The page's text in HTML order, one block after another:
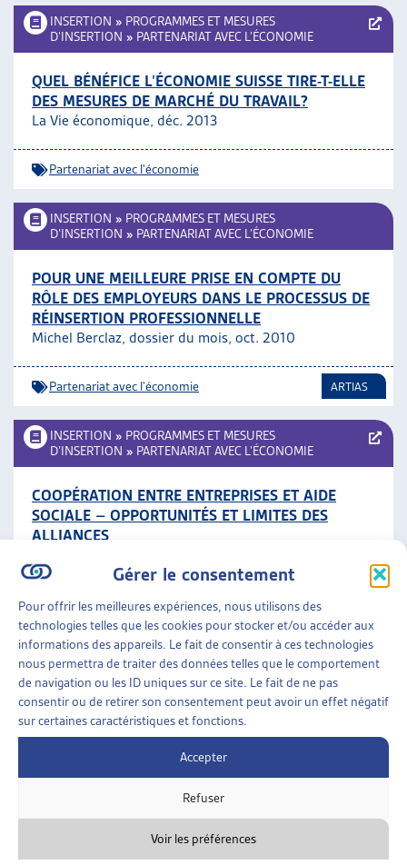
Gérer le consentement
Pour offrir les meilleures expériences, nous utilisons des
technologies telles que les cookies pour stocker et/ou accéder aux
informations des appareils. Le fait de consentir à ces technologies
nous permettra de traiter des données telles que le comportement
de navigation ou les ID uniques sur ce site. Le fait de ne pas
consentir ou de retirer son consentement peut avoir un effet négatif
sur certaines caractéristiques et fonctions.
Accepter
Refuser
Voir les préférences
INSERTION » PROGRAMMES ET MESURES
D’INSERTION » PARTENARIAT AVEC L’ÉCONOMIE
QUEL BÉNÉFICE L’ÉCONOMIE SUISSE TIRE-T-ELLE
DES MESURES DE MARCHÉ DU TRAVAIL?
La Vie économique, déc. 2013
Partenariat avec l'économie
INSERTION » PROGRAMMES ET MESURES
D’INSERTION » PARTENARIAT AVEC L’ÉCONOMIE
POUR UNE MEILLEURE PRISE EN COMPTE DU
RÔLE DES EMPLOYEURS DANS LE PROCESSUS DE
RÉINSERTION PROFESSIONNELLE
Michel Berclaz, dossier du mois, oct. 2010
Partenariat avec l'économie ARTIAS
INSERTION » PROGRAMMES ET MESURES
D’INSERTION » PARTENARIAT AVEC L’ÉCONOMIE
COOPÉRATION ENTRE ENTREPRISES ET AIDE
SOCIALE – OPPORTUNITÉS ET LIMITES DES
ALLIANCES
Partenariat avec l'économie
INSERTION»PROGRAMMES ET MESURES
D’INSERTION »PARTENARIAT AVEC L’ÉCONOMIE
UN JOB MALGRÉ LE HANDICAP
Partenariat avec l'économie